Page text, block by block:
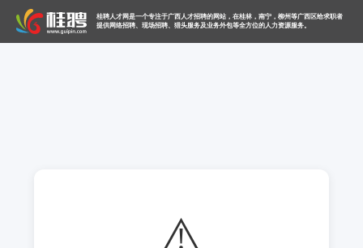
桂聘人才网是一个专注于广西人才招聘的网站，在桂林，南宁，柳州等广西区给求职者
提供网络招聘、现场招聘、猎头服务及业务外包等全方位的人力资源服务。